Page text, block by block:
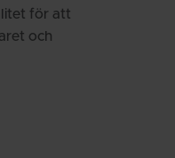
för att
och